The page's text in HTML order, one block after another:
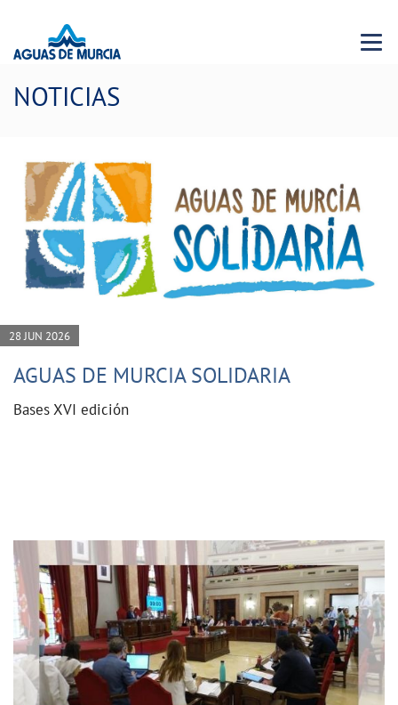
Menu
NOTICIAS
28 JUN 2026
AGUAS DE MURCIA SOLIDARIA
Bases XVI edición